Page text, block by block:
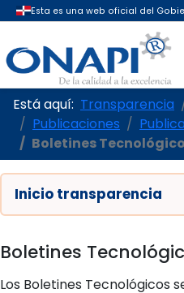
Está aquí: Transparencia
Publicaciones
Boletines
Inicio transparencia
Boletines
Los Boletines Tecnológicos